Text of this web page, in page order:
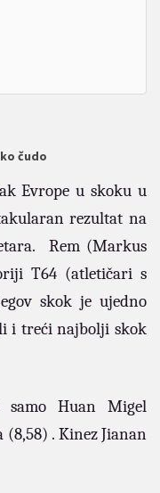
čudo
Evrope u skoku u
rezultat na
Rem (Markus
T64 (atletičari s
skok je ujedno
i treći najbolji skok
Huan Migel
. Kinez Jianan